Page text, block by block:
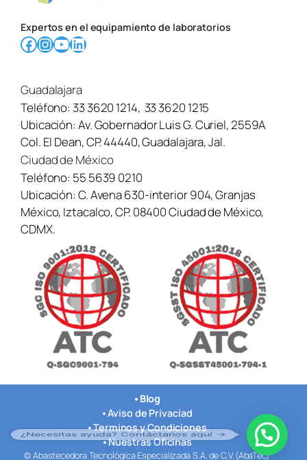
Expertos en el equipamiento de laboratorios
Facebook InstagramYouTube LinkedIn
Guadalajara
Teléfono:33 3620 1214, 33 3620 1215
Ubicación:Av. Gobernador Luis G. Curiel, 2559A
Col. El Dean, CP. 44440, Guadalajara, Jal.
Ciudad de México
Teléfono: 55 5639 0210
Ubicación:C. Avena 630-interior 904, Granjas
México, Iztacalco, CP. 08400 Ciudad de México,
CDMX.
• Blog
•Aviso de Privaciad
•Terminos y Condiciones
•Nuestras Oficinas
© Abastecedora Tecnológica Especializada S.A. de C.V.(AbaTec)
¿Necesitas ayuda? Contáctanos aquí →